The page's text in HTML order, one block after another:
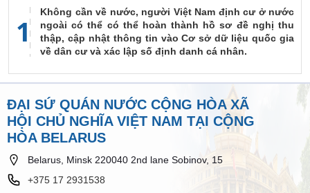
1
Không cần về nước, người Việt Nam định cư ở nước
ngoài có thể có thể hoàn thành hồ sơ đề nghị thu
thập, cập nhật thông tin vào Cơ sở dữ liệu quốc gia
về dân cư và xác lập số định danh cá nhân.
ĐẠI SỨ QUÁN NƯỚC CỘNG HÒA XÃ
HỘI CHỦ NGHĨA VIỆT NAM TẠI CỘNG
HÒA BELARUS
Belarus, Minsk 220040 2nd lane Sobinov, 15
+375 17 2931538